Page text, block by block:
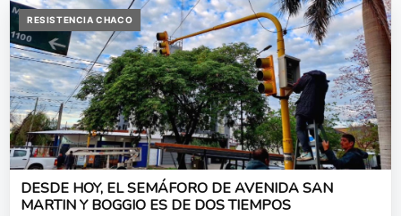
RESISTENCIA CHACO
DESDE HOY, EL SEMÁFORO DE AVENIDA SAN
MARTIN Y BOGGIO ES DE DOS TIEMPOS